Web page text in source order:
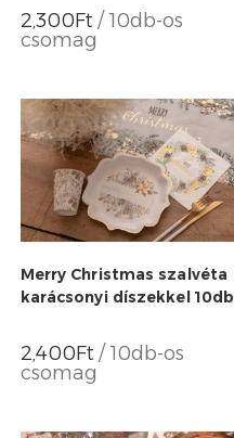
2,300Ft / 10db-os
csomag
Merry Christmas szalvéta
karácsonyi díszekkel 10db
2,400Ft / 10db-os
csomag